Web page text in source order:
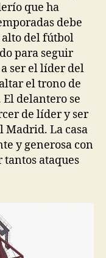
que ha
debe
alto del fútbol
para seguir
ser el líder del
el trono de
delantero se
de líder y ser
Madrid. La casa
y generosa con
tantos ataques